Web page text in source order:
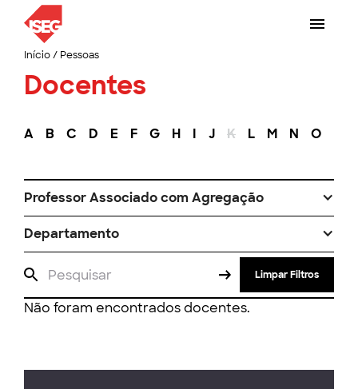
Início/ Pessoas
Docentes
A B C D E F G H I J K L M N O
Professor Associado com Agregação
Departamento
Limpar Filtros
Não foram encontrados docentes.